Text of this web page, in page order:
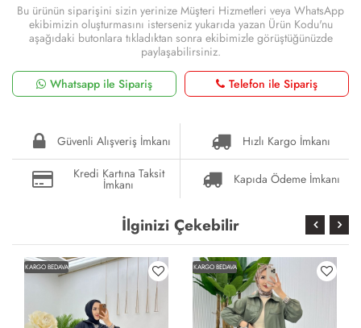
Bu ürünün siparişini sizin yerinize Müşteri Hizmetleri veya WhatsApp
ekibimizin oluşturmasını isterseniz yukarıda yazan Ürün Kodu'nu
aşağıdaki butonlara tıkladıktan sonra ekibimizle görüştüğünüzde
paylaşabilirsiniz.
Whatsapp ile Sipariş
Telefon ile Sipariş
Güvenli Alışveriş İmkanı
Hızlı Kargo İmkanı
Kredi Kartına Taksit
İmkanı Kapıda Ödeme İmkanı
İlginizi Çekebilir
KARGO BEDAVA KARGO BEDAVA